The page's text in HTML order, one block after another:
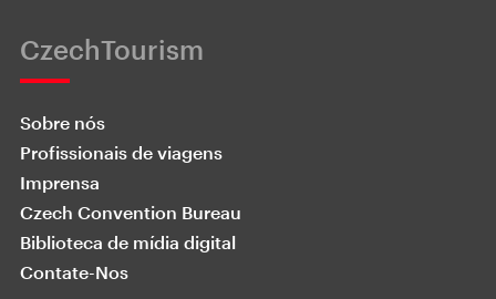
CzechTourism
Sobre nós
Profissionais de viagens
Imprensa
Czech Convention Bureau
Biblioteca de mídia digital
Contate-Nos